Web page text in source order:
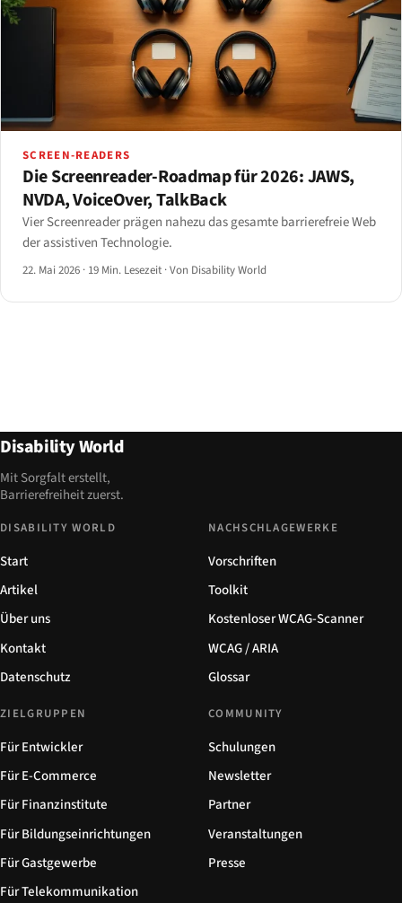
SCREEN-READERS
Die Screenreader-Roadmap für 2026: JAWS,
NVDA, VoiceOver, TalkBack
Vier Screenreader prägen nahezu das gesamte barrierefreie Web
der assistiven Technologie.
22. Mai 2026 · 19 Min. Lesezeit ·Von Disability World
Disability World
Mit Sorgfalt erstellt,
Barrierefreiheit zuerst.
DISABILITY WORLD
Start
Artikel
Über uns
Kontakt
Datenschutz
NACHSCHLAGEWERKE
Vorschriften
Toolkit
Kostenloser WCAG-Scanner
WCAG / ARIA
Glossar
ZIELGRUPPEN
Für Entwickler
Für E-Commerce
Für Finanzinstitute
Für Bildungseinrichtungen
Für Gastgewerbe
Für Telekommunikation
COMMUNITY
Schulungen
Newsletter
Partner
Veranstaltungen
Presse